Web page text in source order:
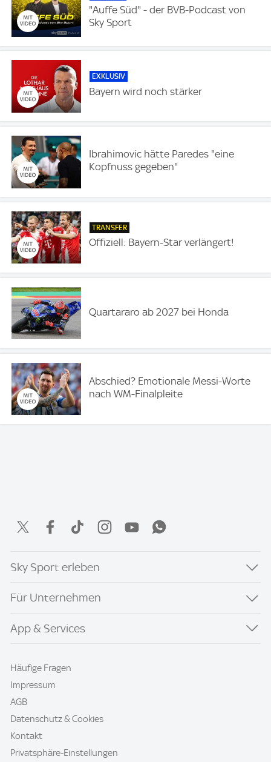
"Auffe Süd" - der BVB-Podcast von
Sky Sport
EXKLUSIV
Bayern wird noch stärker
Ibrahimovic hätte Paredes "eine
Kopfnuss gegeben"
TRANSFER
Offiziell: Bayern-Star verlängert!
Quartararo ab 2027 bei Honda
Abschied? Emotionale Messi-Worte
nach WM-Finalpleite
Sky Sport erleben
Für Unternehmen
App & Services
Häufige Fragen
Impressum
AGB
Datenschutz & Cookies
Kontakt
Privatsphäre-Einstellungen